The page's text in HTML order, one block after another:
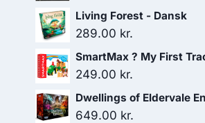
Living Forest - Dansk
289.00 kr.
SmartMax ? My First
249.00 kr.
Dwellings of Eldervale
649.00 kr.